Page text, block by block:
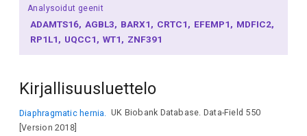
Analysoidut geenit
ADAMTS16 AGBL3 BARX1 CRTC1 EFEMP1 MDFIC2
RP1L1 UQCC1 WT1 ZNF391
Kirjallisuusluettelo
Diaphragmatic hernia.
UK Biobank Database. Data-Field 550
[Version 2018]